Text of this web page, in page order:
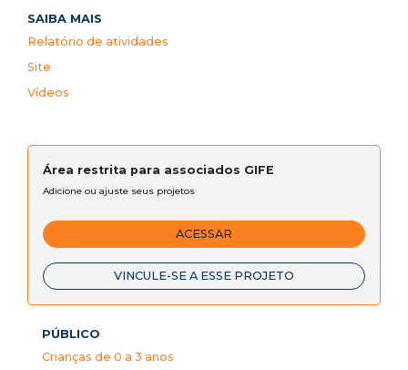
SAIBA MAIS
Relatório de atividades
Site
Vídeos
Área restrita para associados GIFE
Adicione ou ajuste seus projetos
ACESSAR
VINCULE-SE A ESSE PROJETO
PÚBLICO
Crianças de 0 a 3 anos